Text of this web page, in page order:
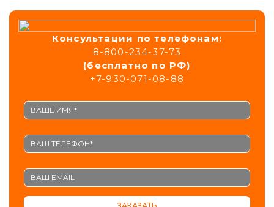
Консультации по телефонам:
8-800-234-37-73
(бесплатно по РФ)
+7-930-071-08-88